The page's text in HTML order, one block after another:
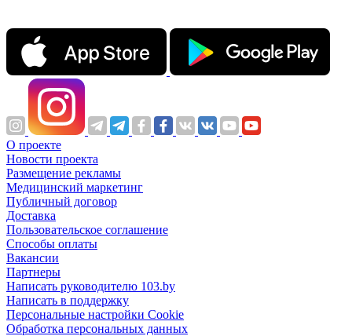
О проекте
Новости проекта
Размещение рекламы
Медицинский маркетинг
Публичный договор
Доставка
Пользовательское соглашение
Способы оплаты
Вакансии
Партнеры
Написать руководителю 103.by
Написать в поддержку
Персональные настройки Cookie
Обработка персональных данных